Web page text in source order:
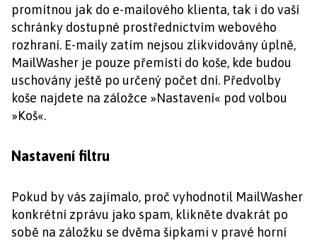
promítnou jak do e-mailového klienta, tak i do vaší
schránky dostupné prostřednictvím webového
rozhraní. E-maily zatím nejsou zlikvidovány úplně,
MailWasher je pouze přemístí do koše, kde budou
uschovány ještě po určený počet dní. Předvolby
koše najdete na záložce »Nastavení« pod volbou
»Koš«.
Nastavení filtru
Pokud by vás zajímalo, proč vyhodnotil MailWasher
konkrétní zprávu jako spam, klikněte dvakrát po
sobě na záložku se dvěma šipkami v pravé horní